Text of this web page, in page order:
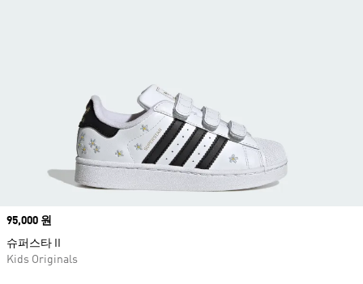
Price
95,000 원
슈퍼스타 II
Kids Originals